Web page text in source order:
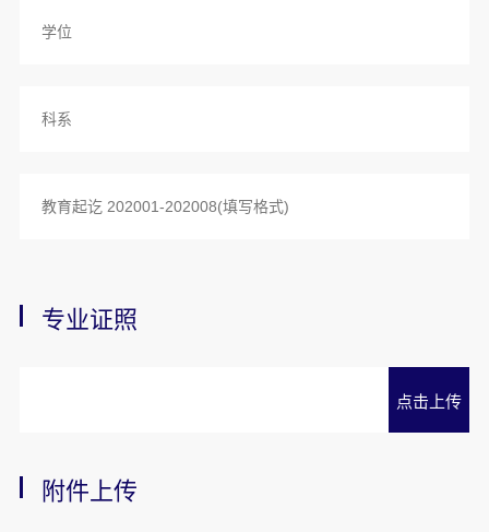
专业证照
点击上传
附件上传